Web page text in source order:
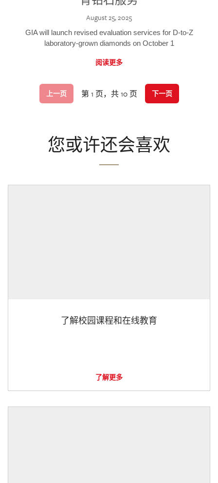
August 25, 2025
GIA will launch revised evaluation services for D-to-Z
laboratory-grown diamonds on October 1
阅读更多
上一页 第 1 页，共 10 页 下一页
您或许还会喜欢
了解校园课程和在线教育
了解更多